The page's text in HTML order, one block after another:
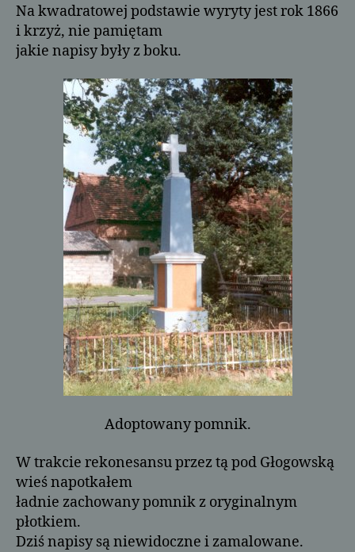
Na kwadratowej podstawie wyryty jest rok 1866
i krzyż, nie pamiętam
jakie napisy były z boku.
Adoptowany pomnik.
W trakcie rekonesansu przez tą pod Głogowską
wieś napotkałem
ładnie zachowany pomnik z oryginalnym
płotkiem.
Dziś napisy są niewidoczne i zamalowane.